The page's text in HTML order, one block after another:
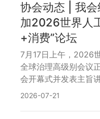
数(China Catering
CCI)”，欢迎关注。
指数”。
协会动态 | 我
加2026世界人
+消费”论坛
7月17日上午，2026
全球治理高级别会议
会开幕式并发表主旨讲
2026-07-21